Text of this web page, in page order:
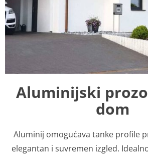
Aluminijski
dom
Aluminij omogućava tanke profile
elegantan i suvremen izgled.